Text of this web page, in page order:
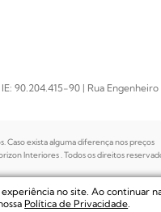
90.204.415-90 | Rua
Caso exista alguma diferença nos preços
Interiores . Todos os direitos
no site. Ao continuar
Política de Privacidade.